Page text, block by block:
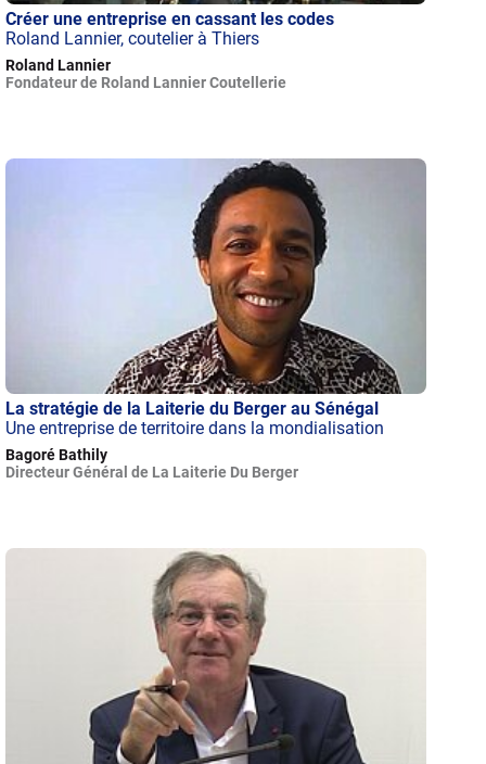
Créer une entreprise en cassant les codes
Roland Lannier, coutelier à Thiers
Roland Lannier
Fondateur de Roland Lannier Coutellerie
La stratégie de la Laiterie du Berger au Sénégal
Une entreprise de territoire dans la mondialisation
Bagoré Bathily
Directeur Général de La Laiterie Du Berger